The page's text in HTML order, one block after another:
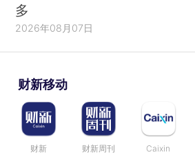
多
2026年08月07日
财新移动
财新 财新周刊 Caixin